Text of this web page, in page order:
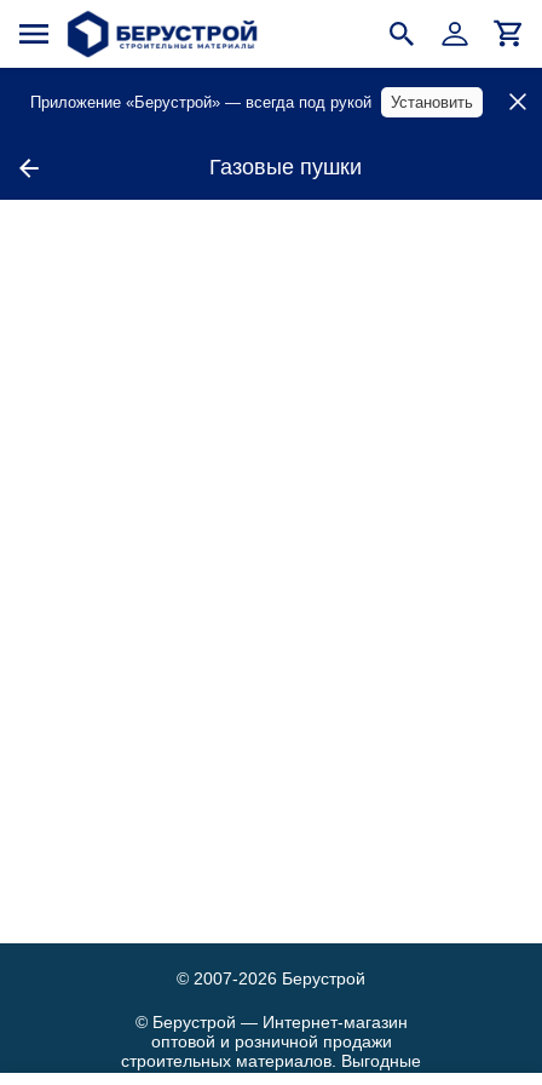
Приложение «Берустрой» — всегда под рукой Установить
Газовые пушки
© 2007-2026 Берустрой
© Берустрой — Интернет-магазин
оптовой и розничной продажи
строительных материалов. Выгодные